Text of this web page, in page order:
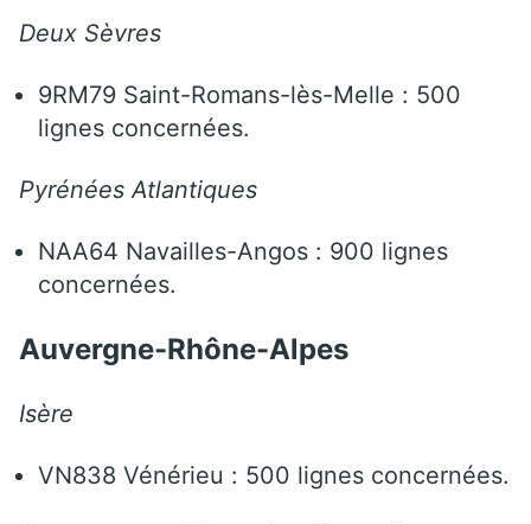
Deux Sèvres
9RM79 Saint-Romans-lès-Melle : 500
lignes concernées.
Pyrénées Atlantiques
NAA64 Navailles-Angos : 900 lignes
concernées.
Auvergne-Rhône-Alpes
Isère
VN838 Vénérieu : 500 lignes concernées.